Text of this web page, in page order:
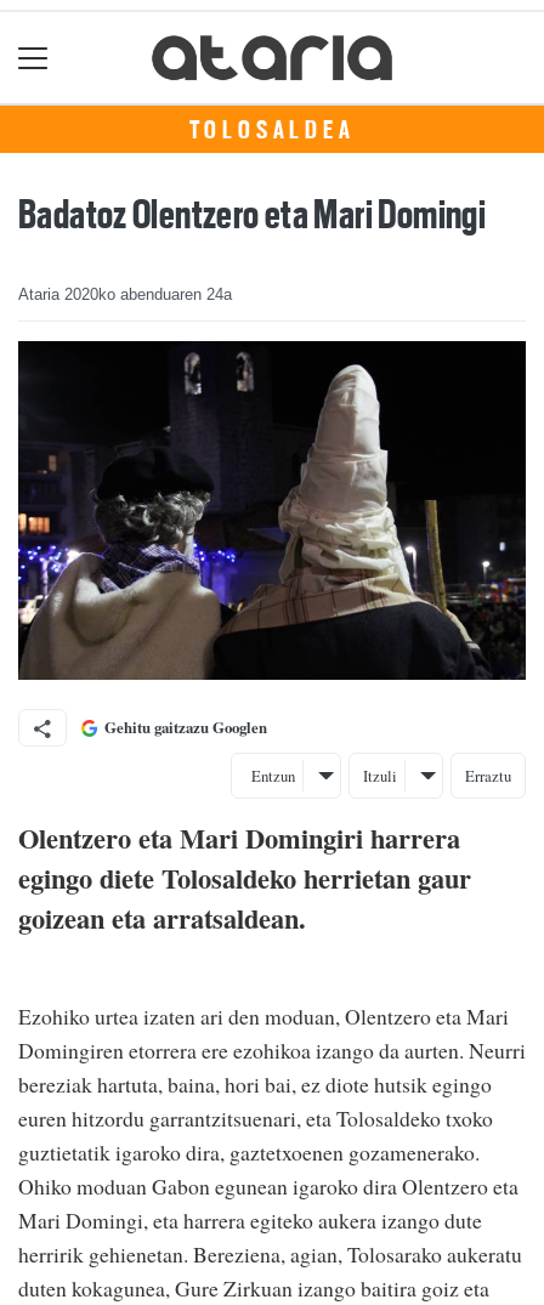
TOLOSALDEA
Badatoz Olentzero eta Mari Domingi
Ataria 2020ko abenduaren 24a
Gehitu gaitzazu Googlen
Entzun Itzuli Erraztu
Olentzero eta Mari Domingiri harrera
egingo diete Tolosaldeko herrietan gaur
goizean eta arratsaldean.
Ezohiko urtea izaten ari den moduan, Olentzero eta Mari
Domingiren etorrera ere ezohikoa izango da aurten. Neurri
bereziak hartuta, baina, hori bai, ez diote hutsik egingo
euren hitzordu garrantzitsuenari, eta Tolosaldeko txoko
guztietatik igaroko dira, gaztetxoenen gozamenerako.
Ohiko moduan Gabon egunean igaroko dira Olentzero eta
Mari Domingi, eta harrera egiteko aukera izango dute
herririk gehienetan. Bereziena, agian, Tolosarako aukeratu
duten kokagunea, Gure Zirkuan izango baitira goiz eta